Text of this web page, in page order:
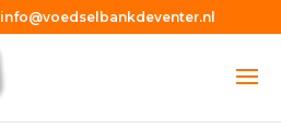
info@voedselbankdeventer.nl